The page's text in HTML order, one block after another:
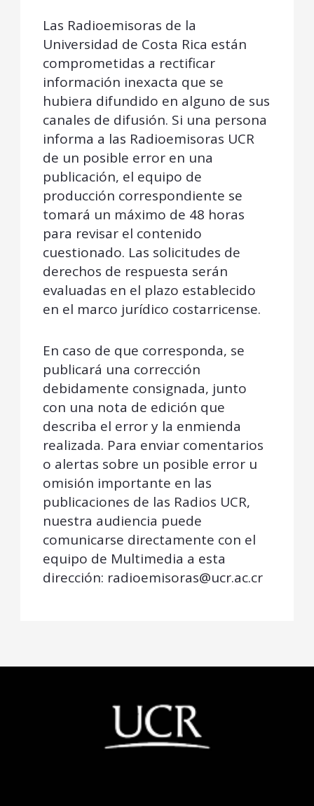
Las Radioemisoras de la
Universidad de Costa Rica están
comprometidas a rectificar
información inexacta que se
hubiera difundido en alguno de sus
canales de difusión. Si una persona
informa a las Radioemisoras UCR
de un posible error en una
publicación, el equipo de
producción correspondiente se
tomará un máximo de 48 horas
para revisar el contenido
cuestionado. Las solicitudes de
derechos de respuesta serán
evaluadas en el plazo establecido
en el marco jurídico costarricense.
En caso de que corresponda, se
publicará una corrección
debidamente consignada, junto
con una nota de edición que
describa el error y la enmienda
realizada. Para enviar comentarios
o alertas sobre un posible error u
omisión importante en las
publicaciones de las Radios UCR,
nuestra audiencia puede
comunicarse directamente con el
equipo de Multimedia a esta
dirección: radioemisoras@ucr.ac.cr